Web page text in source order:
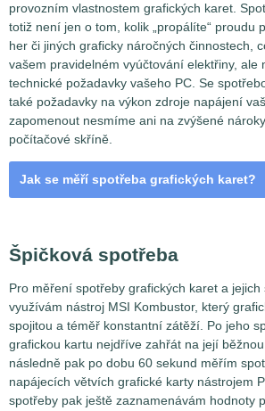
provozním vlastnostem grafických karet.
totiž není jen o tom, kolik „propálíte“ proudu
her či jiných graficky náročných činnostech,
vašem pravidelném vyúčtování elektřiny, ale
technické požadavky vašeho PC. Se
také požadavky na výkon zdroje napájení
zapomenout nesmíme ani na zvýšené
počítačové skříně.
Jak se měří spotřeba grafických karet?
Špičková spotřeba
Pro měření spotřeby grafických karet a jejich
využívám nástroj MSI Kombustor, který
spojitou a téměř konstantní zátěží. Po jeho
grafickou kartu nejdříve zahřát na její
následně pak po dobu 60 sekund měřím
napájecích větvích grafické karty nástrojem
spotřeby pak ještě zaznamenávám hodnoty